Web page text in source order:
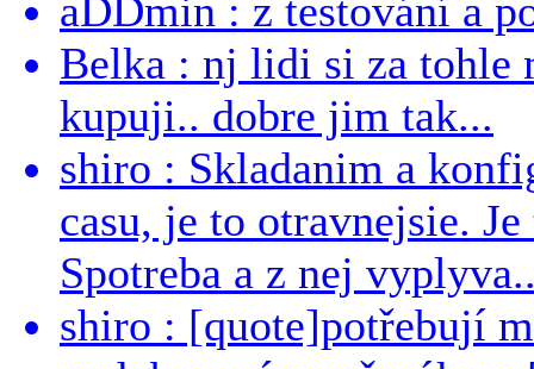
aDDmin : z testování a
Belka : nj lidi si za tohle
kupuji.. dobre jim tak...
shiro : Skladanim a
casu, je to otravnejsie.
Spotreba a z nej
shiro : [quote]potřebují